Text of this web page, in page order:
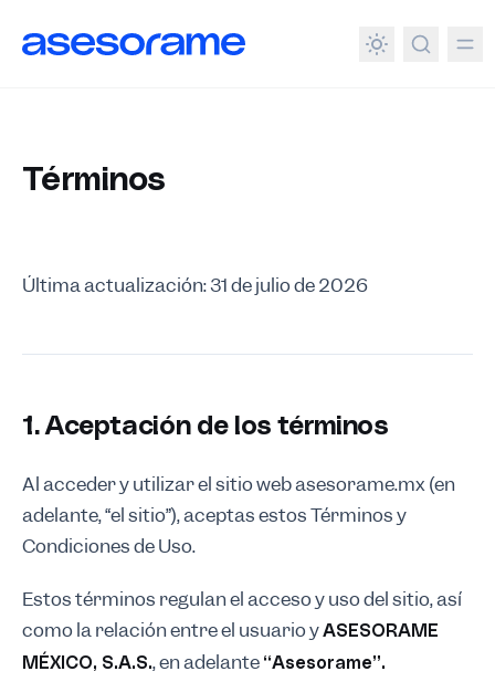
Términos
Términos
Última actualización: 31 de julio de 2026
1. Aceptación de los términos
Al acceder y utilizar el sitio web asesorame.mx (en
adelante, “el sitio”), aceptas estos Términos y
Condiciones de Uso.
Estos términos regulan el acceso y uso del sitio, así
como la relación entre el usuario yASESORAME
MÉXICO, S.A.S., en adelante “Asesorame”.